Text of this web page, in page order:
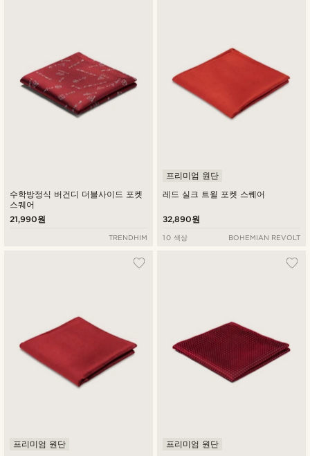
수학방정식 버건디 더블사이드 포켓
스퀘어
21,990원
TRENDHIM
레드 실크 트윌 포켓 스퀘어
프리미엄 원단
32,890원
10 색상 BOHEMIAN REVOLT
프리미엄 원단 프리미엄 원단